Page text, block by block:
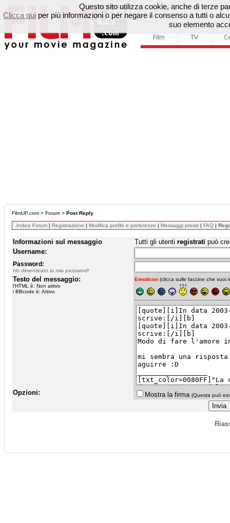
Film TV
FilmUP.com > Forum > Post Reply
Indice Forum | Registrazione | Modifica profilo e preferenze | Messaggi privati | FAQ |
Informazioni sul messaggio Tutti gli utenti registrati può
Username:
Password:
Ho dimenticato la mia password!
Testo del messaggio:
l'HTML è: Non attivo
i BBcode è: Attivo
Emoticon (clicca sulle faccine che vuoi
Opzioni: Mostra la firma (Questa può
Questo sito utilizza cookie, anche di terze
Clicca qui per più informazioni o per negare il consenso a tutti o
suo elemento